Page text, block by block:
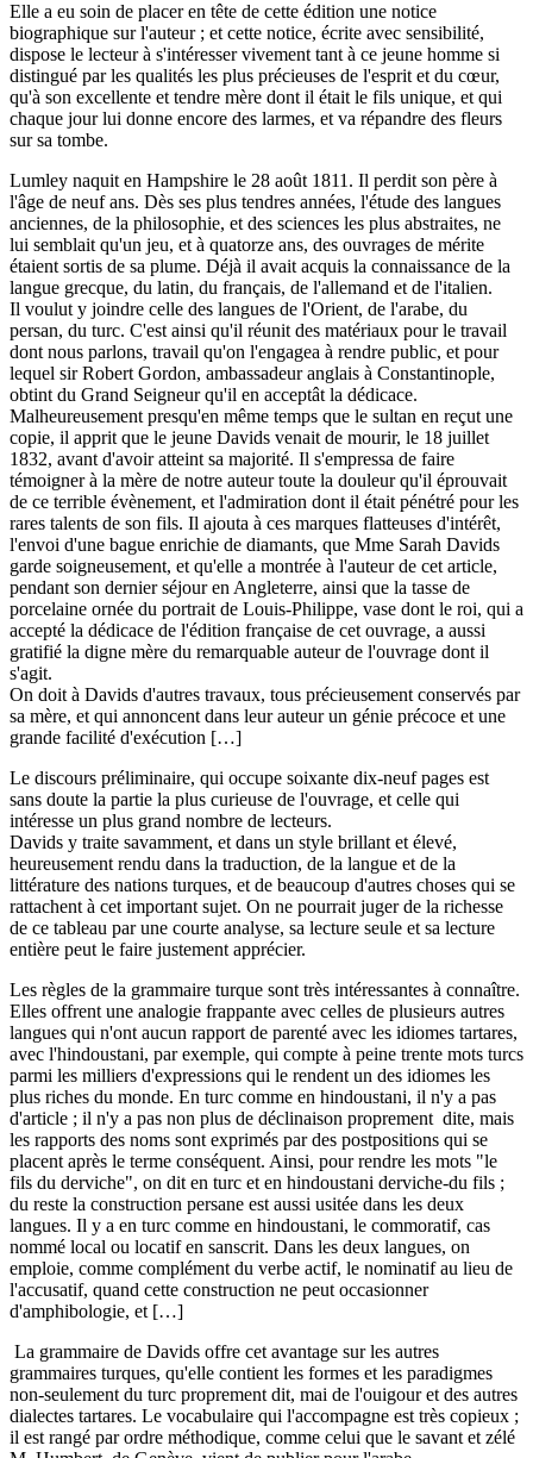
Elle a eu soin de placer en tête de cette édition une notice
biographique sur l'auteur ; et cette notice, écrite avec sensibilité,
dispose le lecteur à s'intéresser vivement tant à ce jeune homme si
distingué par les qualités les plus précieuses de l'esprit et du cœur,
qu'à son excellente et tendre mère dont il était le fils unique, et qui
chaque jour lui donne encore des larmes, et va répandre des fleurs
sur sa tombe.
Lumley naquit en Hampshire le 28 août 1811. Il perdit son père à
l'âge de neuf ans. Dès ses plus tendres années, l'étude des langues
anciennes, de la philosophie, et des sciences les plus abstraites, ne
lui semblait qu'un jeu, et à quatorze ans, des ouvrages de mérite
étaient sortis de sa plume. Déjà il avait acquis la connaissance de la
langue grecque, du latin, du français, de l'allemand et de l'italien.
Il voulut y joindre celle des langues de l'Orient, de l'arabe, du
persan, du turc. C'est ainsi qu'il réunit des matériaux pour le travail
dont nous parlons, travail qu'on l'engagea à rendre public, et pour
lequel sir Robert Gordon, ambassadeur anglais à Constantinople,
obtint du Grand Seigneur qu'il en acceptât la dédicace.
Malheureusement presqu'en même temps que le sultan en reçut une
copie, il apprit que le jeune Davids venait de mourir, le 18 juillet
1832, avant d'avoir atteint sa majorité. Il s'empressa de faire
témoigner à la mère de notre auteur toute la douleur qu'il éprouvait
de ce terrible évènement, et l'admiration dont il était pénétré pour les
rares talents de son fils. Il ajouta à ces marques flatteuses d'intérêt,
l'envoi d'une bague enrichie de diamants, que Mme Sarah Davids
garde soigneusement, et qu'elle a montrée à l'auteur de cet article,
pendant son dernier séjour en Angleterre, ainsi que la tasse de
porcelaine ornée du portrait de Louis-Philippe, vase dont le roi, qui a
accepté la dédicace de l'édition française de cet ouvrage, a aussi
gratifié la digne mère du remarquable auteur de l'ouvrage dont il
s'agit.
On doit à Davids d'autres travaux, tous précieusement conservés par
sa mère, et qui annoncent dans leur auteur un génie précoce et une
grande facilité d'exécution […]
Le discours préliminaire, qui occupe soixante dix-neuf pages est
sans doute la partie la plus curieuse de l'ouvrage, et celle qui
intéresse un plus grand nombre de lecteurs.
Davids y traite savamment, et dans un style brillant et élevé,
heureusement rendu dans la traduction, de la langue et de la
littérature des nations turques, et de beaucoup d'autres choses qui se
rattachent à cet important sujet. On ne pourrait juger de la richesse
de ce tableau par une courte analyse, sa lecture seule et sa lecture
entière peut le faire justement apprécier.
Les règles de la grammaire turque sont très intéressantes à connaître.
Elles offrent une analogie frappante avec celles de plusieurs autres
langues qui n'ont aucun rapport de parenté avec les idiomes tartares,
avec l'hindoustani, par exemple, qui compte à peine trente mots turcs
parmi les milliers d'expressions qui le rendent un des idiomes les
plus riches du monde. En turc comme en hindoustani, il n'y a pas
d'article ; il n'y a pas non plus de déclinaison proprement dite, mais
les rapports des noms sont exprimés par des postpositions qui se
placent après le terme conséquent. Ainsi, pour rendre les mots "le
fils du derviche", on dit en turc et en hindoustani derviche-du fils ;
du reste la construction persane est aussi usitée dans les deux
langues. Il y a en turc comme en hindoustani, le commoratif, cas
nommé local ou locatif en sanscrit. Dans les deux langues, on
emploie, comme complément du verbe actif, le nominatif au lieu de
l'accusatif, quand cette construction ne peut occasionner
d'amphibologie, et […]
La grammaire de Davids offre cet avantage sur les autres
grammaires turques, qu'elle contient les formes et les paradigmes
non-seulement du turc proprement dit, mai de l'ouigour et des autres
dialectes tartares. Le vocabulaire qui l'accompagne est très copieux ;
il est rangé par ordre méthodique, comme celui que le savant et zélé